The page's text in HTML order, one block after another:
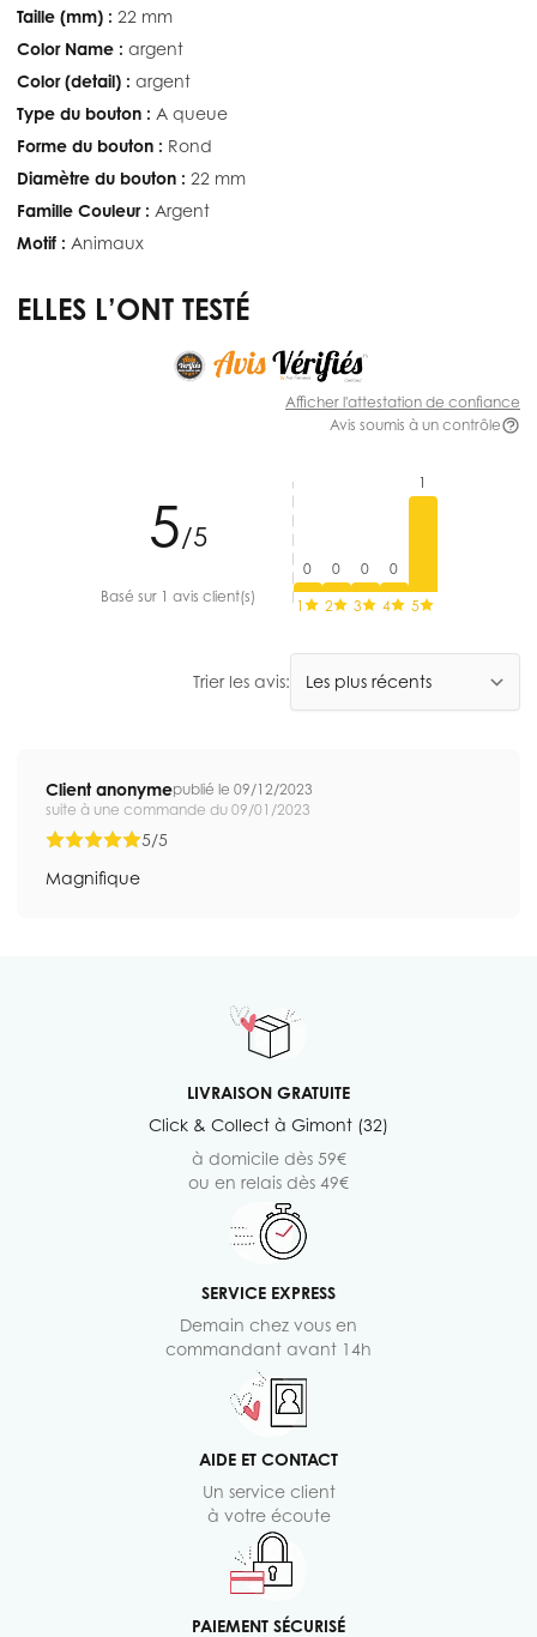
Taille (mm) : 22 mm
Color Name : argent
Color (detail) : argent
Type du bouton : A queue
Forme du bouton : Rond
Diamètre du bouton : 22 mm
Famille Couleur : Argent
Motif : Animaux
ELLES L’ONT TESTÉ
Afficher l'attestation de confiance
Avis soumis à un contrôle
5/5
Basé sur 1 avis client(s)
0
1
0
2
0
3
0
4
1
5
Trier les avis:
Client anonymepublié le 09/12/2023
suite à une commande du 09/01/2023
5/5
Magnifique
LIVRAISON GRATUITE
Click & Collect à Gimont (32)
à domicile dès 59€
ou en relais dès 49€
SERVICE EXPRESS
Demain chez vous en
commandant avant 14h
AIDE ET CONTACT
Un service client
à votre écoute
PAIEMENT SÉCURISÉ